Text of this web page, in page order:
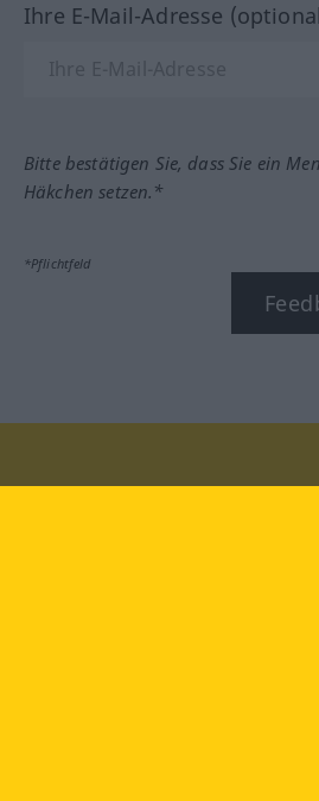
Ihre E-Mail-Adresse
Bitte bestätigen Sie, dass Sie ein
Häkchen setzen.*
*Pflichtfeld
Besuchen Sie uns auf: